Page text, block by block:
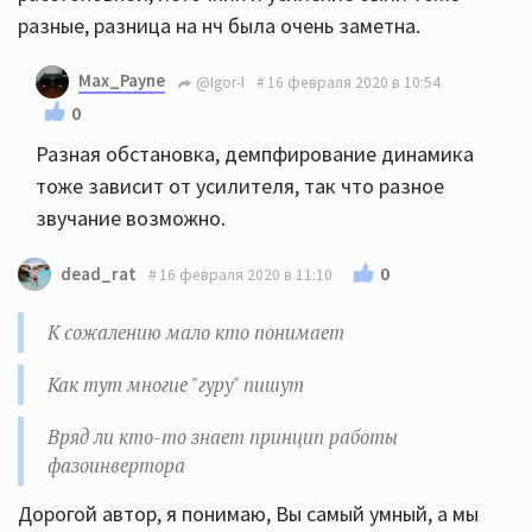
разные, разница на нч была очень заметна.
Max_Payne @Igor-I 16 февраля 2020 в 10:54
0
Разная обстановка, демпфирование динамика
тоже зависит от усилителя, так что разное
звучание возможно.
dead_rat 16 февраля 2020 в 11:10 0
К сожалению мало кто понимает
Как тут многие "гуру" пишут
Вряд ли кто-то знает принцип работы
фазоинвертора
Дорогой автор, я понимаю, Вы самый умный, а мы